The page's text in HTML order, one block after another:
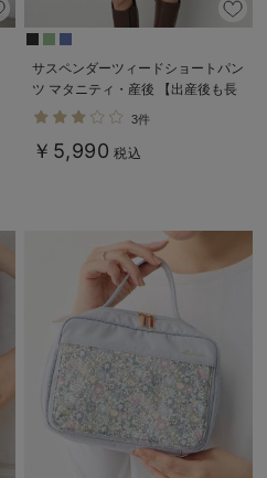
サスペンダーツィードショートパン
ツ マタニティ・産後 【出産後も長
く使える】
3件
￥5,990 税込